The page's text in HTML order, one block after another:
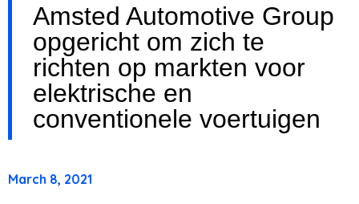
Amsted Automotive Group
opgericht om zich te
richten op markten voor
elektrische en
conventionele voertuigen
March 8, 2021